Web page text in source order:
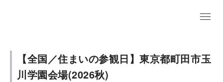
【全国／住まいの参観日】東京都町田市玉
川学園会場(2026秋)